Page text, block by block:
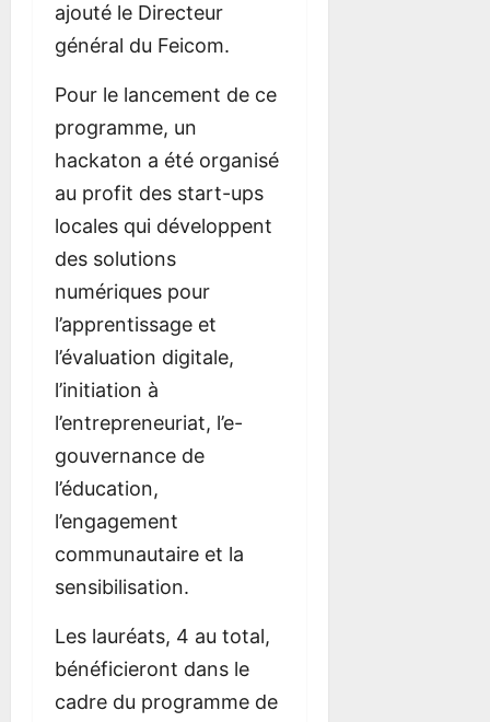
ajouté le Directeur
général du Feicom.
Pour le lancement de ce
programme, un
hackaton a été organisé
au profit des start-ups
locales qui développent
des solutions
numériques pour
l’apprentissage et
l’évaluation digitale,
l’initiation à
l’entrepreneuriat, l’e-
gouvernance de
l’éducation,
l’engagement
communautaire et la
sensibilisation.
Les lauréats, 4 au total,
bénéficieront dans le
cadre du programme de